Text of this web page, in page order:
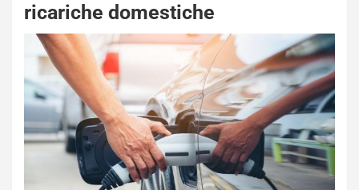
ricariche domestiche